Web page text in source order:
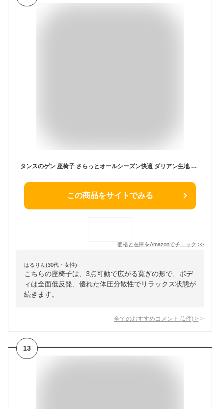
タンスのゲン 座椅子 さらっとオールシーズン快適 ダリアン生地 全面 低反発 14段階 リクライニング チェア 椅子 グレー 65170001(75752)
この商品をサイトでみる
価格と在庫をAmazonでチェック >>
はるりん(30代・女性)
こちらの座椅子は、3点可動で広がる寛ぎの形で、ボデ
ィは全面低反発、優れた体圧分散性でリラックス状態が
続きます。
全てのおすすめコメント (1 件) >
13